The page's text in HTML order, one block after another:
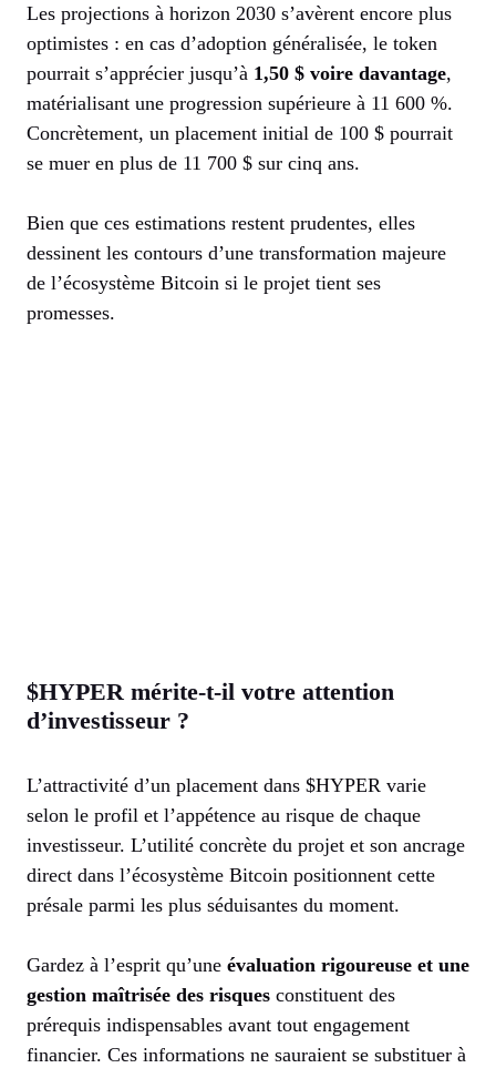
Les projections à horizon 2030 s’avèrent encore plus
optimistes : en cas d’adoption généralisée, le token
pourrait s’apprécier jusqu’à 1,50 $ voire davantage,
matérialisant une progression supérieure à 11 600 %.
Concrètement, un placement initial de 100 $ pourrait
se muer en plus de 11 700 $ sur cinq ans.
Bien que ces estimations restent prudentes, elles
dessinent les contours d’une transformation majeure
de l’écosystème Bitcoin si le projet tient ses
promesses.
$HYPER mérite-t-il votre attention
d’investisseur ?
L’attractivité d’un placement dans $HYPER varie
selon le profil et l’appétence au risque de chaque
investisseur. L’utilité concrète du projet et son ancrage
direct dans l’écosystème Bitcoin positionnent cette
présale parmi les plus séduisantes du moment.
Gardez à l’esprit qu’une évaluation rigoureuse et une
gestion maîtrisée des risques constituent des
prérequis indispensables avant tout engagement
financier. Ces informations ne sauraient se substituer à